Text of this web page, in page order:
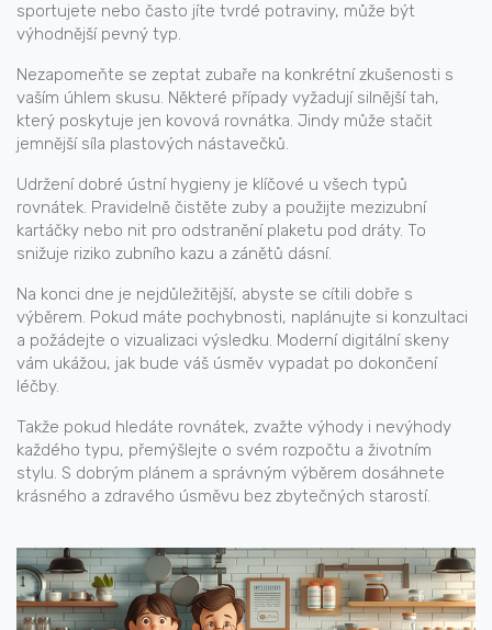
sportujete nebo často jíte tvrdé potraviny, může být
výhodnější pevný typ.
Nezapomeňte se zeptat zubaře na konkrétní zkušenosti s
vaším úhlem skusu. Některé případy vyžadují silnější tah,
který poskytuje jen kovová rovnátka. Jindy může stačit
jemnější síla plastových nástavečků.
Udržení dobré ústní hygieny je klíčové u všech typů
rovnátek. Pravidelně čistěte zuby a použijte mezizubní
kartáčky nebo nit pro odstranění plaketu pod dráty. To
snižuje riziko zubního kazu a zánětů dásní.
Na konci dne je nejdůležitější, abyste se cítili dobře s
výběrem. Pokud máte pochybnosti, naplánujte si konzultaci
a požádejte o vizualizaci výsledku. Moderní digitální skeny
vám ukážou, jak bude váš úsměv vypadat po dokončení
léčby.
Takže pokud hledáte rovnátek, zvažte výhody i nevýhody
každého typu, přemýšlejte o svém rozpočtu a životním
stylu. S dobrým plánem a správným výběrem dosáhnete
krásného a zdravého úsměvu bez zbytečných starostí.